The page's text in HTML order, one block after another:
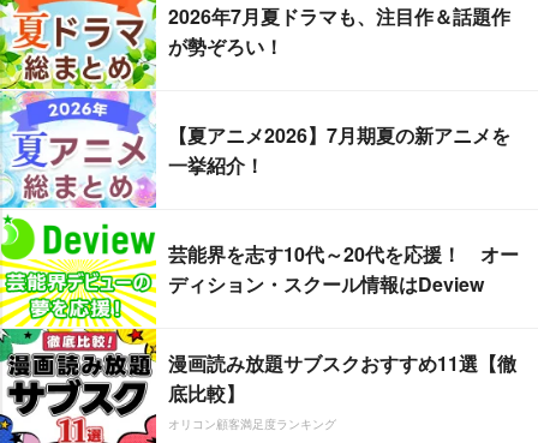
2026年7月夏ドラマも、注目作＆話題作
が勢ぞろい！
【夏アニメ2026】7月期夏の新アニメを
一挙紹介！
芸能界を志す10代～20代を応援！ オー
ディション・スクール情報はDeview
漫画読み放題サブスクおすすめ11選【徹
底比較】
オリコン顧客満足度ランキング